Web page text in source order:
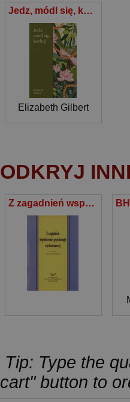
Jedz, módl się, kochaj
Elizabeth Gilbert
ODKRYJ
Z zagadnień współczesnej psychologii wychowawczej
Tip: Type the
cart" button to